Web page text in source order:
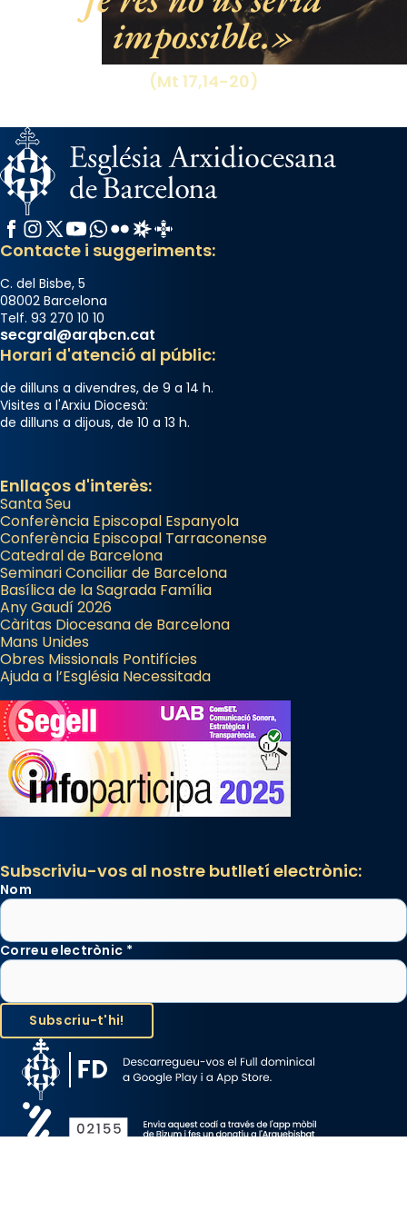
View on Facebook Share
impossible.
(Mt 17,14-20)
Facebook
Instagram
X / Twitter
YouTube
WhatsApp
FlickrRadio Estel
Catalunya Cristiana
Contacte i suggeriments:
C. del Bisbe, 5
08002 Barcelona
Telf. 93 270 10 10
secgral@arqbcn.cat
Horari d'atenció al públic:
de dilluns a divendres, de 9 a 14 h.
Visites a l'Arxiu Diocesà:
de dilluns a dijous, de 10 a 13 h.
Enllaços d'interès:
Santa Seu
Conferència Episcopal Espanyola
Conferència Episcopal Tarraconense
Catedral de Barcelona
Seminari Conciliar de Barcelona
Basílica de la Sagrada Família
Any Gaudí 2026
Càritas Diocesana de Barcelona
Mans Unides
Obres Missionals Pontifícies
Ajuda a l’Església Necessitada
Subscriviu-vos al nostre butlletí electrònic:
Nom
Correu electrònic *